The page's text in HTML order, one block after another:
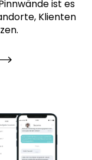
was Sie für
ist es